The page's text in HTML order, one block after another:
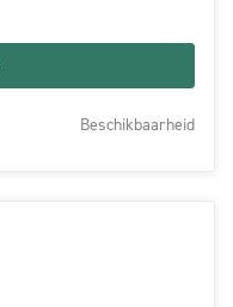
Beschikbaarheid